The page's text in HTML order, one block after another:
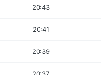
20:43
20:41
20:39